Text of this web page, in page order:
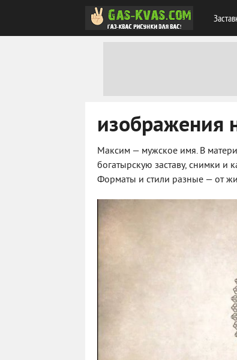
изображения
Максим — мужское имя. В
богатырскую заставу, снимки
Форматы и стили разные — от